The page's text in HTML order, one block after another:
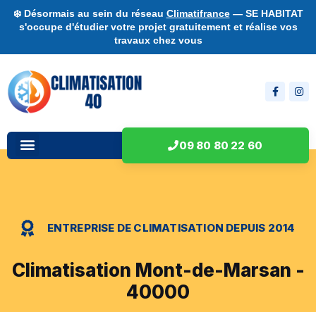
❄️ Désormais au sein du réseau Climatifrance— SE HABITAT
s'occupe d'étudier votre projet gratuitement et réalise vos
travaux chez vous
09 80 80 22 60
ENTREPRISE DE CLIMATISATION DEPUIS 2014
Climatisation Mont-de-Marsan -
40000